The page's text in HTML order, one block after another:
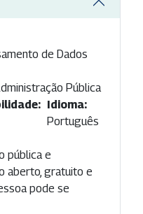
de Dados
Pública
Idioma:
Português
pública e
aberto, gratuito e
pode se